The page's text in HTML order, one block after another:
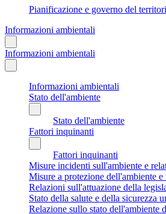
Pianificazione e governo del
Informazioni ambientali
Informazioni ambientali
Informazioni ambientali
Stato dell'ambiente
Stato dell'ambiente
Fattori inquinanti
Fattori inquinanti
Misure incidenti sull'ambiente e
Misure a protezione dell'ambiente
Relazioni sull'attuazione della
Stato della salute e della sicurezza
Relazione sullo stato dell'ambiente